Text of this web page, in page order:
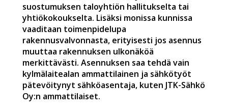
suostumuksen taloyhtiön hallitukselta tai
yhtiökokoukselta. Lisäksi monissa kunnissa
vaaditaan toimenpidelupa
rakennusvalvonnasta, erityisesti jos asennus
muuttaa rakennuksen ulkonäköä
merkittävästi. Asennuksen saa tehdä vain
kylmälaitealan ammattilainen ja sähkötyöt
pätevöitynyt sähköasentaja, kuten JTK-Sähkö
Oy:n ammattilaiset.